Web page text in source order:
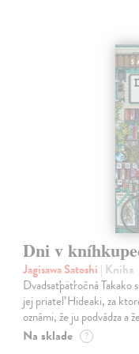
Dni v
Jagisawa Satoshi | Kniha
Dvadsaťpäťročná Takako
jej priateľ Hideaki, za
oznámi, že ju podvádza a
Na sklade ?